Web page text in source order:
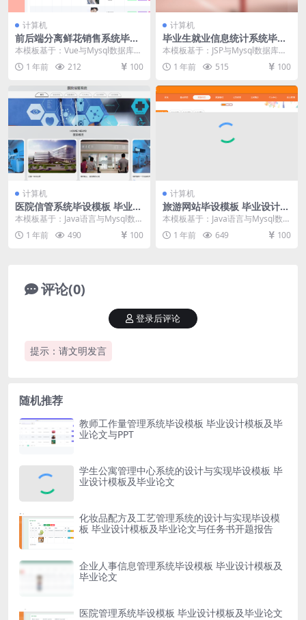
计算机
前后端分离鲜花销售系统毕设
模板 毕业设计模板及毕业论文
本模板基于：Vue与Mysql数据库开
发 系统功能实现 系统实现部分就是
将系统分...
1 年前 212 100
计算机
毕业生就业信息统计系统毕设
模板 毕业设计模板及毕业论文
与PPT
本模板基于：JSP与Mysql数据库开
发 系统详细设计 管理员功能模块
管理员登...
1 年前 515 100
计算机
医院信管系统毕设模板 毕业设
计模板及毕业论文与PPT
本模板基于：Java语言与Mysql数据
库开发 系统功能实现 系统功能模块
医院...1 年前 490 100
计算机
旅游网站毕设模板 毕业设计模
板及毕业论文
本模板基于：Java语言与Mysql数据
库开发 系统功能实现 用户信息管理
用户...1 年前 649 100
评论(0)
提示：请文明发言
登录后评论
随机推荐
教师工作量管理系统毕设模板 毕业设计模板及毕
业论文与PPT
学生公寓管理中心系统的设计与实现毕设模板 毕
业设计模板及毕业论文
化妆品配方及工艺管理系统的设计与实现毕设模
板 毕业设计模板及毕业论文与任务书开题报告
企业人事信息管理系统毕设模板 毕业设计模板及
毕业论文
医院管理系统毕设模板 毕业设计模板及毕业论文